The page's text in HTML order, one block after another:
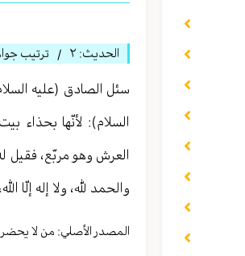
الحديث: ٢ / ترتيب
سئل الصادق (عليه
السلام): لأنّها بحذاء
العرش وهو مربّع، فقيل
والحمد لله، ولا إله إلّا
المصدر الأصلي: من لا